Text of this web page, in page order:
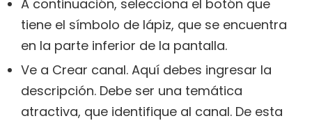
A continuación, selecciona el botón que
tiene el símbolo de lápiz, que se encuentra
en la parte inferior de la pantalla.
Ve a Crear canal. Aquí debes ingresar la
descripción. Debe ser una temática
atractiva, que identifique al canal. De esta